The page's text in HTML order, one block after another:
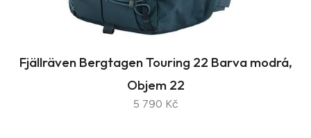
Fjällräven Bergtagen Touring 22 Barva modrá,
Objem 22
5 790 Kč